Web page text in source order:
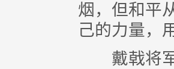
烟，但和平
己的力量，
戴戟将军